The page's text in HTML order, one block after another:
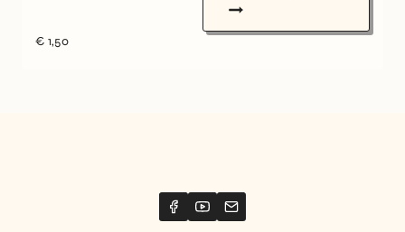
€ 1,50